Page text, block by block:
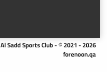
Al Sadd Sports Club - © 2021 - 2026
forenoon.qa